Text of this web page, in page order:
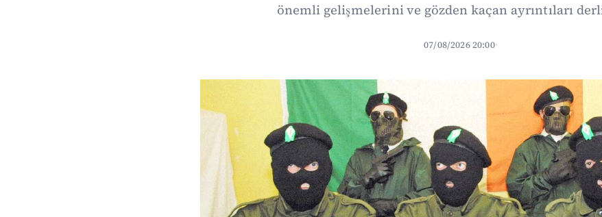
önemli gelişmelerini ve gözden kaçan ayrıntıları
07/08/2026 20:00·